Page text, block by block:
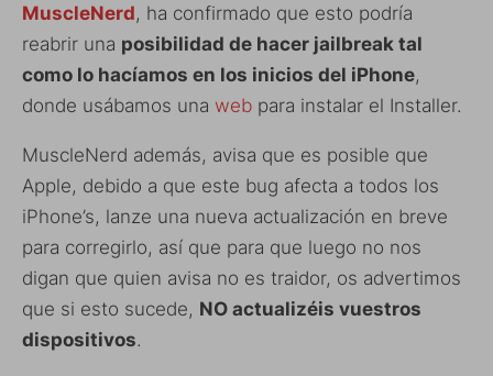
MuscleNerd, ha confirmado que esto podría
reabrir una posibilidad de hacer jailbreak tal
como lo hacíamos en los inicios del iPhone,
donde usábamos una web para instalar el Installer.
MuscleNerd además, avisa que es posible que
Apple, debido a que este bug afecta a todos los
iPhone’s, lanze una nueva actualización en breve
para corregirlo, así que para que luego no nos
digan que quien avisa no es traidor, os advertimos
que si esto sucede, NO actualizéis vuestros
dispositivos.